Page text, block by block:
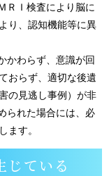
Ｉ検査により脳に
り、認知機能等に異
わらず、意識が回
おらず、適切な後遺
の見逃し事例）が非
られた場合には、必
ます。
じている